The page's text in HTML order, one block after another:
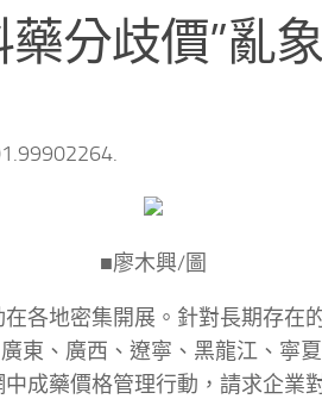
分歧價”亂象
■廖木興/圖
各地密集開展。針對長期存在
東、廣西、遼寧、黑龍江、寧
中成藥價格管理行動，請求企業